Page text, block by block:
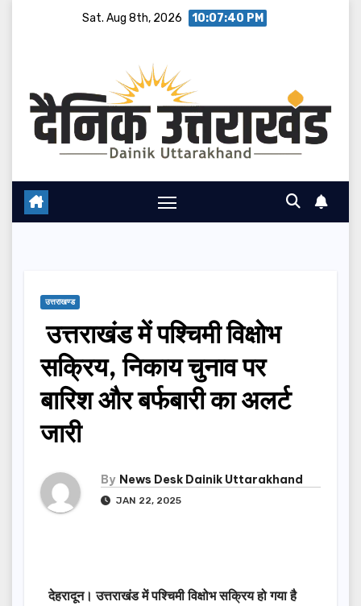
Sat. Aug 8th, 2026 10:07:41 PM
उत्तराखण्ड
उत्तराखंड में पश्चिमी विक्षाेभ
सक्रिय, निकाय चुनाव पर
बारिश और बर्फबारी का अलर्ट
जारी
By News Desk Dainik Uttarakhand
JAN 22, 2025
देहरादून। उत्तराखंड में पश्चिमी विक्षोभ सक्रिय हो गया है